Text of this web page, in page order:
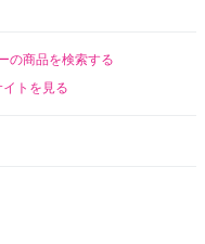
の商品を検索する
トを見る